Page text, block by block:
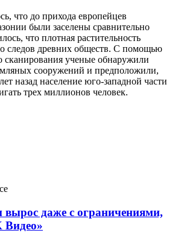
что до прихода европейцев
были заселены сравнительно
что плотная растительность
следов древних обществ. С помощью
сканирования ученые обнаружили
сооружений и предположили,
назад население юго-западной части
трех миллионов человек.
вырос даже с ограничениями,
Видео»